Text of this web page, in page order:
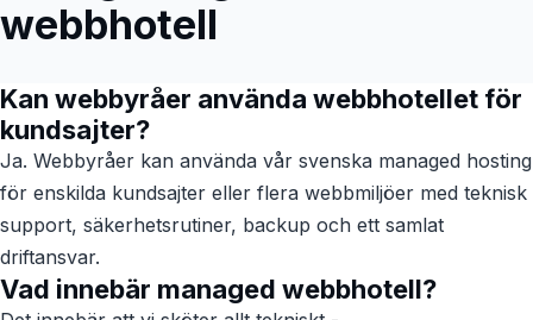
webbhotell
Kan webbyråer använda webbhotellet för
kundsajter?
Ja. Webbyråer kan använda vår svenska managed hosting
för enskilda kundsajter eller flera webbmiljöer med teknisk
support, säkerhetsrutiner, backup och ett samlat
driftansvar.
Vad innebär managed webbhotell?